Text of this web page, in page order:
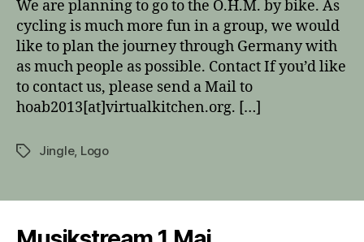
We are planning to go to the O.H.M. by bike. As
cycling is much more fun in a group, we would
like to plan the journey through Germany with
as much people as possible. Contact If you’d like
to contact us, please send a Mail to
hoab2013[at]virtualkitchen.org. […]
TagsJingle, Logo